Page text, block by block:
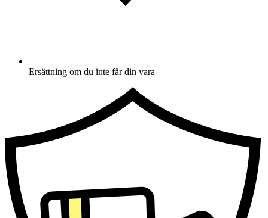
Ersättning om du inte får din vara